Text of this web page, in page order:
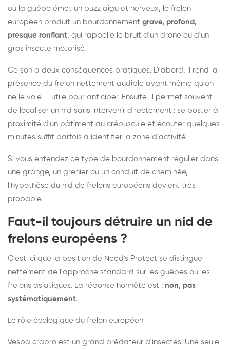
où la guêpe émet un buzz aigu et nerveux, le frelon
européen produit un bourdonnement grave, profond,
presque ronflant, qui rappelle le bruit d'un drone ou d'un
gros insecte motorisé.
Ce son a deux conséquences pratiques. D'abord, il rend la
présence du frelon nettement audible avant même qu'on
ne le voie — utile pour anticiper. Ensuite, il permet souvent
de localiser un nid sans intervenir directement : se poster à
proximité d'un bâtiment au crépuscule et écouter quelques
minutes suffit parfois à identifier la zone d'activité.
Si vous entendez ce type de bourdonnement régulier dans
une grange, un grenier ou un conduit de cheminée,
l'hypothèse du nid de frelons européens devient très
probable.
Faut-il toujours détruire un nid de
frelons européens ?
C'est ici que la position de Need's Protect se distingue
nettement de l'approche standard sur les guêpes ou les
frelons asiatiques. La réponse honnête est : non, pas
systématiquement.
Le rôle écologique du frelon européen
Vespa crabro est un grand prédateur d'insectes. Une seule